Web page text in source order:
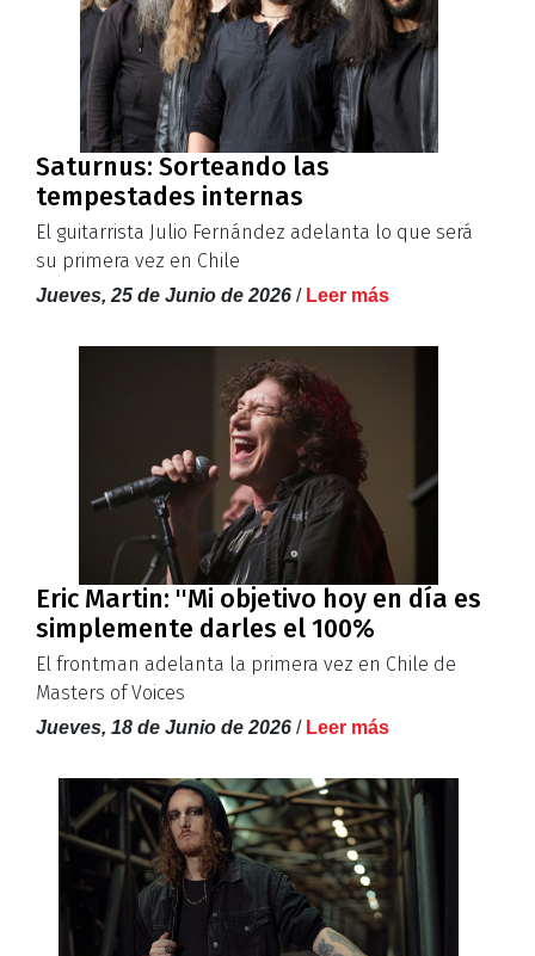
Saturnus: Sorteando las
tempestades internas
El guitarrista Julio Fernández adelanta lo que será
su primera vez en Chile
Jueves, 25 de Junio de 2026 / Leer más
Eric Martin: ''Mi objetivo hoy en día es
simplemente darles el 100%
El frontman adelanta la primera vez en Chile de
Masters of Voices
Jueves, 18 de Junio de 2026 / Leer más